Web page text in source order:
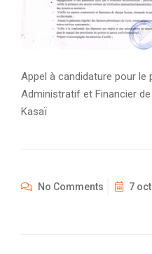
Appel à candidature pour le
Administratif et Financier de
Kasaï
No Comments 7